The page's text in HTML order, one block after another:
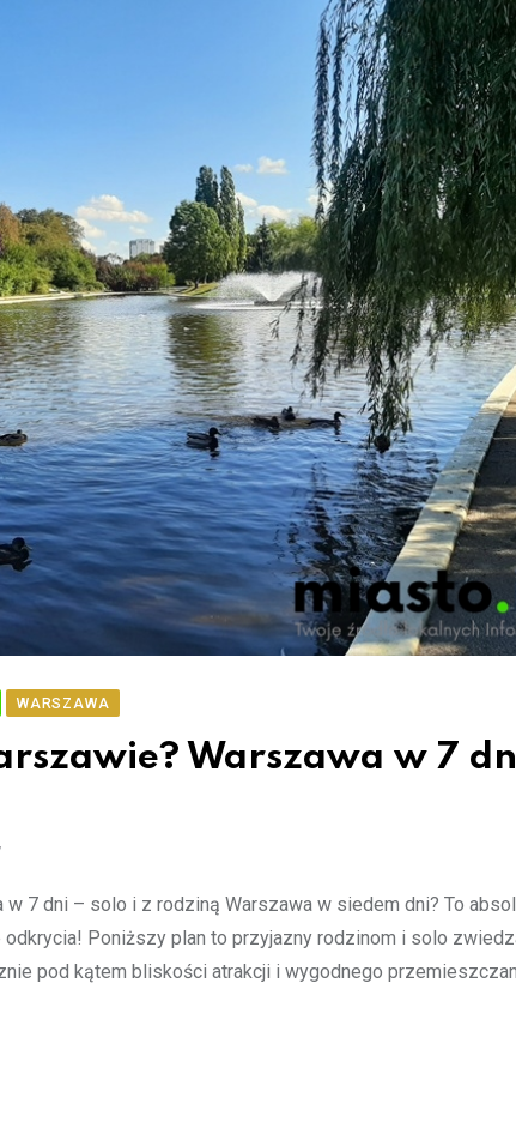
WARSZAWA
Warszawa w 7
7 dni – solo i z rodziną Warszawa w siedem dni? To
Poniższy plan to przyjazny rodzinom i solo
pod kątem bliskości atrakcji i wygodnego